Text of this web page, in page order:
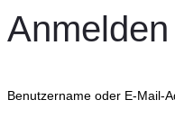
Anmelden
Benutzername oder E-Mail-